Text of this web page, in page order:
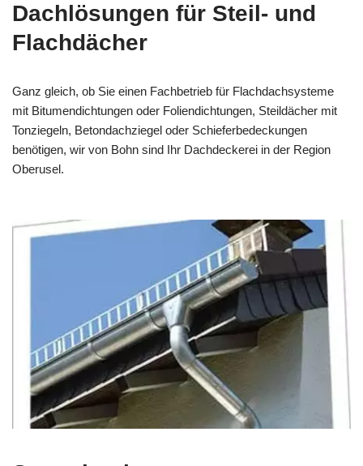
Dachlösungen für Steil- und
Flachdächer
Ganz gleich, ob Sie einen Fachbetrieb für Flachdachsysteme
mit Bitumendichtungen oder Foliendichtungen, Steildächer mit
Tonziegeln, Betondachziegel oder Schieferbedeckungen
benötigen, wir von Bohn sind Ihr Dachdeckerei in der Region
Oberusel.